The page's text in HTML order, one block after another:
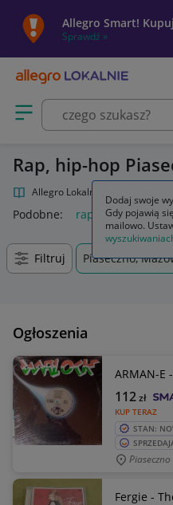
Allegro Smart!
Sprawdź »
Otwórz menu z kategoriami
Rap, hip-hop
Allegro Lokalnie
Podobne: rap hip-hop
Filtruj Piaseczno,
Ogłoszenia
ARMAN-E
KUP TERAZ
112zł
STAN:
Piaseczno
Dodaj swoje
Gdy pojawią
mailowo.